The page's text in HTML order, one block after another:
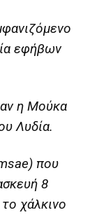
εφήβων
η Μούκα
Λυδία.
που
8
χάλκινο